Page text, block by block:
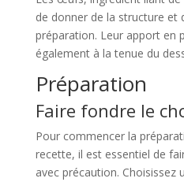
de donner de la structure et
préparation. Leur apport en
également à la tenue du
Préparation
Faire fondre le
Pour commencer la
recette, il est essentiel de
avec précaution. Choisissez